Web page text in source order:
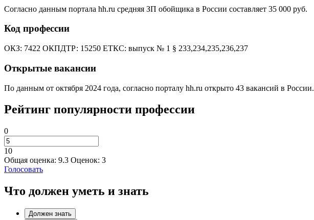
Согласно данным портала hh.ru средняя ЗП обойщика в России составляет 35 000 руб.
Код профессии
ОКЗ: 7422 ОКПДТР: 15250 ЕТКС: выпуск № 1 § 233,234,235,236,237
Открытые вакансии
По данным от октября 2024 года, согласно порталу hh.ru открыто 43 вакансий в России.
Рейтинг популярности профессии
0
10
Общая оценка: 9.3 Оценок: 3
Голосовать
Что должен уметь и знать
Должен знать